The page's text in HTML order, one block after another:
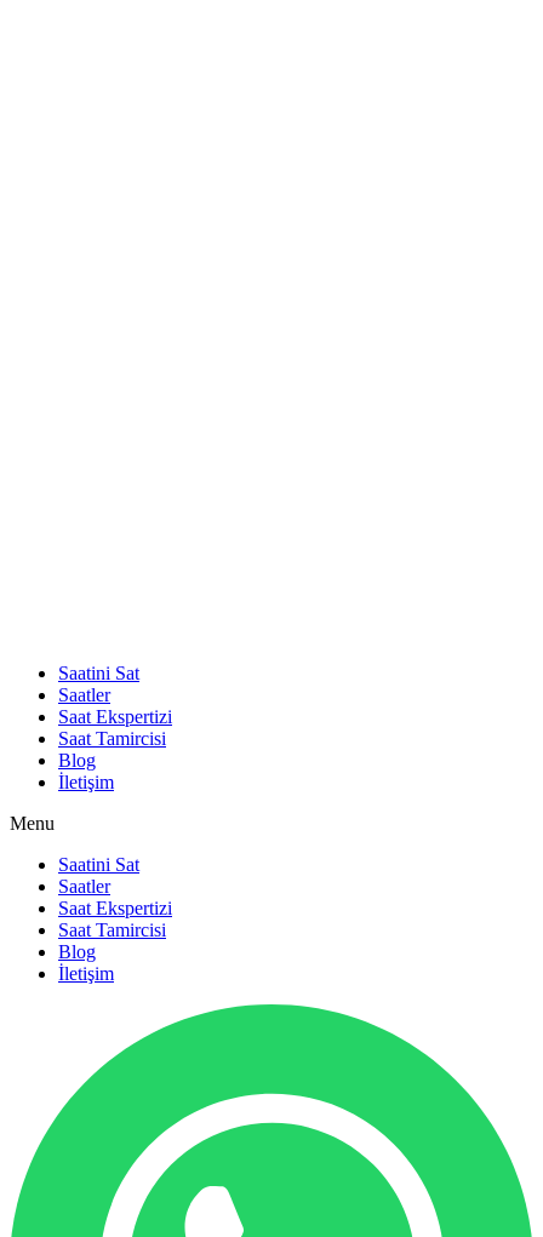
Saatini Sat
Saatler
Saat Ekspertizi
Saat Tamircisi
Blog
İletişim
Menu
Saatini Sat
Saatler
Saat Ekspertizi
Saat Tamircisi
Blog
İletişim